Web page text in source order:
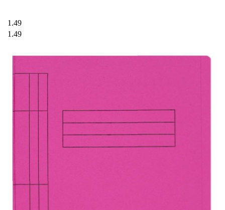
1.49
1.49